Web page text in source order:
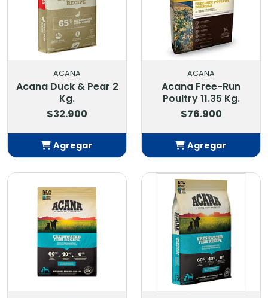
ACANA
Acana Duck & Pear 2
Kg.
$32.900
Agregar
ACANA
Acana Free-Run
Poultry 11.35 Kg.
$76.900
Agregar